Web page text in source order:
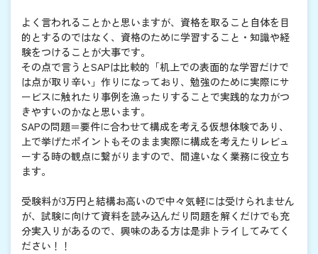
よく言われることかと思いますが、資格を取ること自体を目
的とするのではなく、資格のために学習すること・知識や経
験をつけることが大事です。
その点で言うとSAPは比較的「机上での表面的な学習だけで
は点が取り辛い」作りになっており、勉強のために実際にサ
ービスに触れたり事例を漁ったりすることで実践的な力がつ
きやすいのかなと思います。
SAPの問題＝要件に合わせて構成を考える仮想体験であり、
上で挙げたポイントもそのまま実際に構成を考えたりレビュ
ーする時の観点に繋がりますので、間違いなく業務に役立ち
ます。
受験料が3万円と結構お高いので中々気軽には受けられません
が、試験に向けて資料を読み込んだり問題を解くだけでも充
分実入りがあるので、興味のある方は是非トライしてみてく
ださい！！